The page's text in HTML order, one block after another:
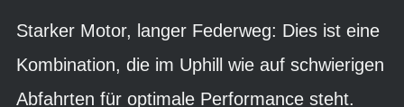
Starker Motor, langer Federweg: Dies ist eine
Kombination, die im Uphill wie auf schwierigen
Abfahrten für optimale Performance steht.